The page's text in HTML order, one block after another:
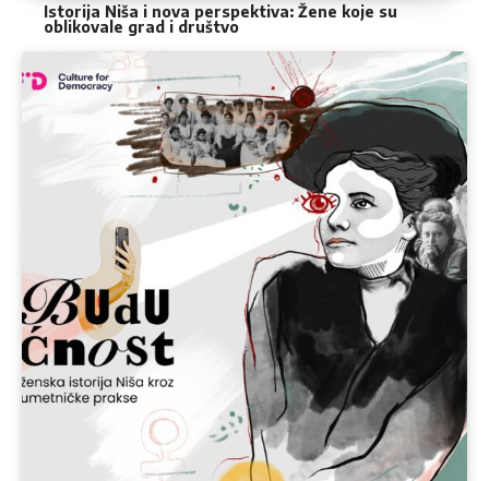
Istorija Niša i nova perspektiva: Žene koje su
oblikovale grad i društvo